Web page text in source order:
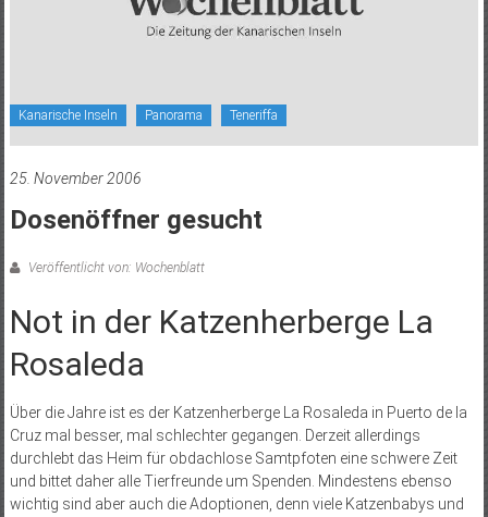
Kanarische Inseln Panorama Teneriffa
25. November 2006
Dosenöffner gesucht
Veröffentlicht von: Wochenblatt
Not in der Katzenherberge La
Rosaleda
Über die Jahre ist es der Katzenherberge La Rosaleda in Puerto de la
Cruz mal besser, mal schlechter gegangen. Derzeit allerdings
durchlebt das Heim für obdachlose Samtpfoten eine schwere Zeit
und bittet daher alle Tierfreunde um Spenden. Mindestens ebenso
wichtig sind aber auch die Adoptionen, denn viele Katzenbabys und